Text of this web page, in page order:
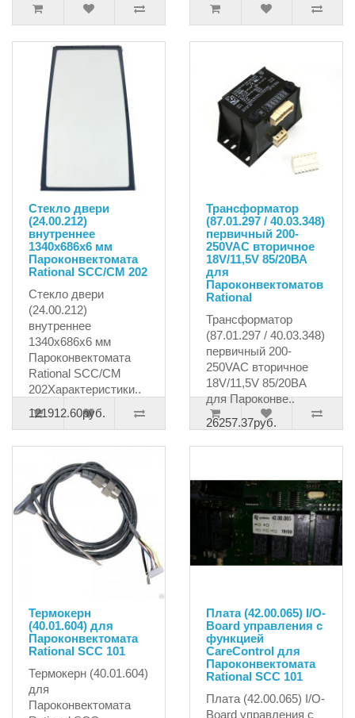
Стекло двери
(24.00.212)
внутреннее
1340x686x6 мм
Пароконвектомата
Rational SCC/CM 202
Стекло двери
(24.00.212)
внутреннее
1340x686x6 мм
Пароконвектомата
Rational SCC/CM
202Характеристики..
121912.60руб.
Трансформатор
(87.01.297 / 40.03.348)
первичный 200-
250VAC вторичное
18V/11,5V 85/20ВА
для
Пароконвектоматов
Rational
Трансформатор
(87.01.297 / 40.03.348)
первичный 200-
250VAC вторичное
18V/11,5V 85/20ВА
для Пароконве..
26257.37руб.
Термокерн
(40.01.604) для
Пароконвектомата
Rational SCC 101
Термокерн (40.01.604)
для
Пароконвектомата
Плата (42.00.065) I/O-
Board управления с
функцией
CareControl для
Пароконвектомата
Rational SCC 101
Плата (42.00.065) I/O-
Board управления с